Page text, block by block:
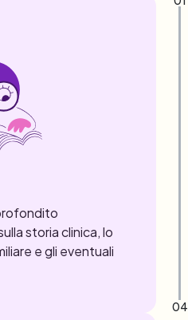
storia clinica, lo
e gli eventuali
04